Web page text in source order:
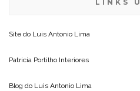
LINKS
Site do Luis Antonio Lima
Patricia Portilho Interiores
Blog do Luis Antonio Lima